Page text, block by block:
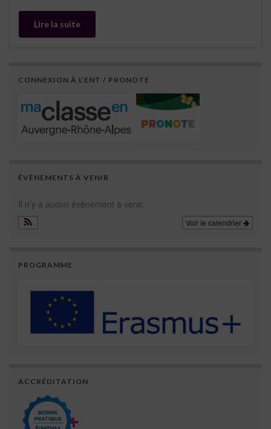
Lire la suite
CONNEXION À L’ENT / PRONOTE
ÉVÈNEMENTS À VENIR
Il n’y a aucun évènement à venir.
Voir le calendrier
PROGRAMME
ACCRÉDITATION